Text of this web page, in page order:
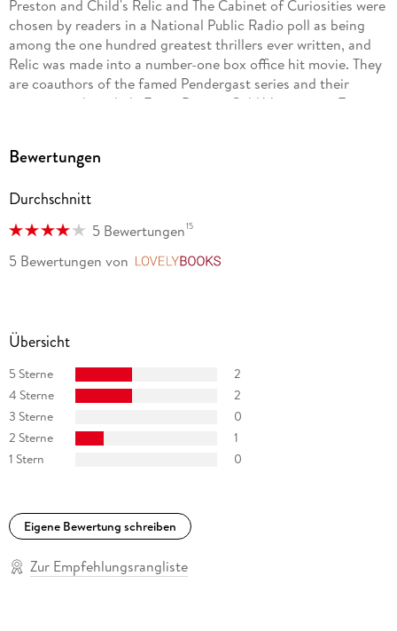
Preston and Child's Relic and The Cabinet of Curiosities were
chosen by readers in a National Public Radio poll as being
among the one hundred greatest thrillers ever written, and
Relic was made into a number-one box office hit movie. They
are coauthors of the famed Pendergast series and their
recent novels include Fever Dream, Cold Vengeance, Two
Smithsonian magazines. Lincoln Child is a former book editor
bestseller Deep Storm.
Readers can sign up for The Pendergast File, a monthly
"strangely entertaining note" from the authors, at their
Bewertungen
Durchschnitt
5 Bewertungen15
5 Bewertungen von
Übersicht
5 Sterne
2
4 Sterne
2
3 Sterne
0
2 Sterne
1
1 Stern
0
Eigene Bewertung schreiben
Zur Empfehlungsrangliste